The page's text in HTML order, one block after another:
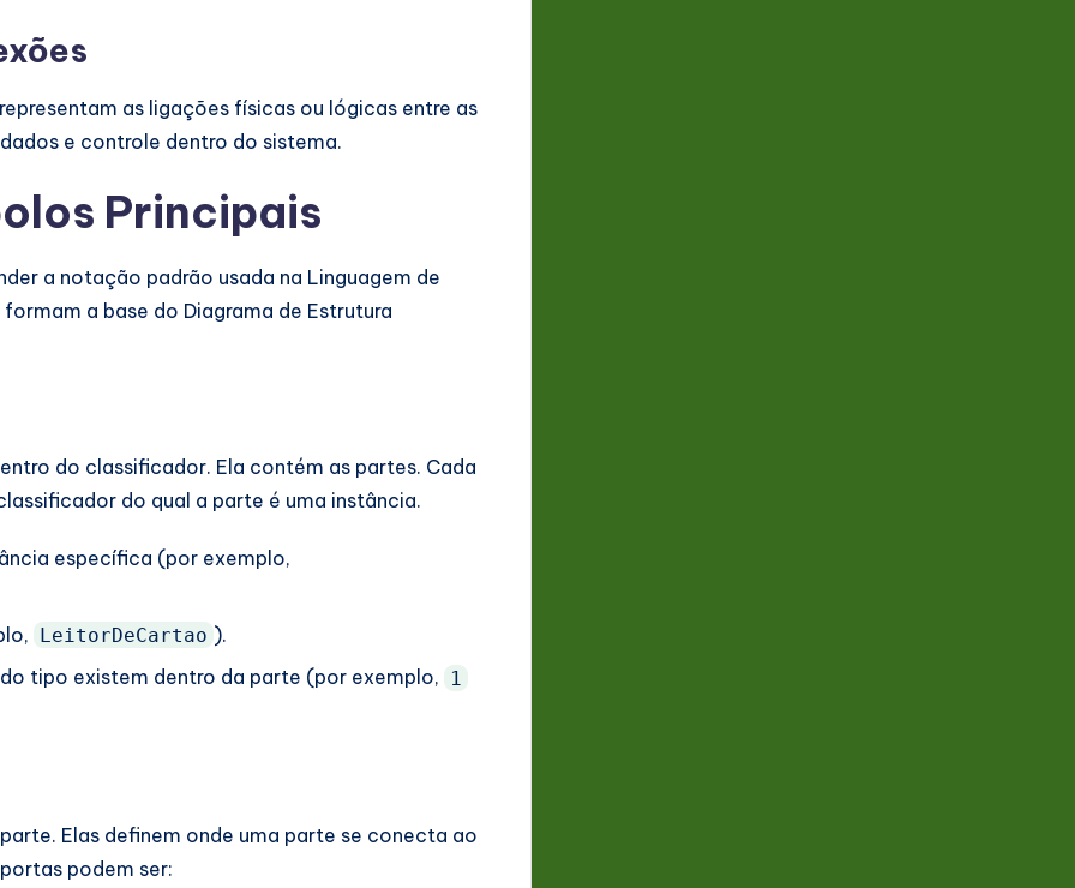
representam as ligações físicas ou lógicas entre as
e controle dentro do sistema.
Principais
a notação padrão usada na Linguagem de
a base do Diagrama de Estrutura
do classificador. Ela contém as partes. Cada
do qual a parte é uma instância.
específica (por exemplo,
LeitorDeCartao ).
tipo existem dentro da parte (por exemplo, 1
Elas definem onde uma parte se conecta ao
podem ser: